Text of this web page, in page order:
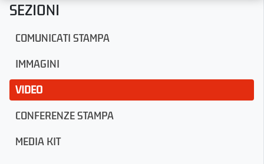
SEZIONI
COMUNICATI STAMPA
IMMAGINI
VIDEO
CONFERENZE STAMPA
MEDIA KIT